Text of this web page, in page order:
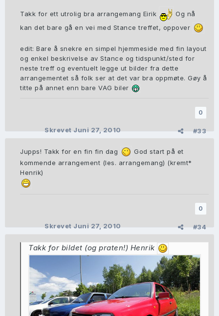
Takk for ett utrolig bra arrangemang Eirik
Og nå
kan det bare gå en vei med Stance treffet, oppover
edit: Bare å snekre en simpel hjemmeside med fin layout
og enkel beskrivelse av Stance og tidspunkt/sted for
neste treff og eventuelt legge ut bilder fra dette
arrangementet så folk ser at det var bra oppmøte. Gøy å
titte på annet enn bare VAG biler
0
#33
SkrevetJuni 27, 2010
Jupps! Takk for en fin fin dag
God start på et
kommende arrangement (les. arrangemang) (kremt*
Henrik)
0
#34
SkrevetJuni 27, 2010
Takk for bildet (og praten!) Henrik